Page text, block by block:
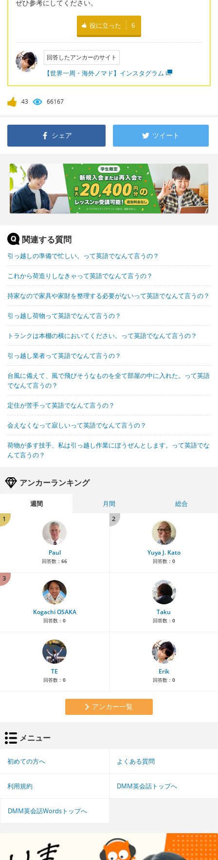
ぜひ参考にしてください。
役に立った 6
回答したアンカーのサイト
【世界一周・海外ノマド】インスタグラム
43 66167
シェア ツイート
関連する質問
引っ越しの準備で忙しい。って英語でなんて言うの？
これから荷造りしなきゃって英語でなんて言うの？
持家なので家具や家財を整理する必要がないって英語でなんて言うの？
引っ越し荷物って英語でなんて言うの？
トランクは本棚の横においてください。って英語でなんて言うの？
引っ越し業者って英語でなんて言うの？
台風に備えて、風で飛びそうなものを全て部屋の中に入れた。って英語
でなんて言うの？
定住が苦手って英語でなんて言うの？
会えなくなって寂しいって英語でなんて言うの？
荷物が多す技手、私は引っ越し作業にぼうぜんとします。って英語でな
んて言うの？
アンカーランキング
週間 月間
総合
1
Paul
回答数： 66
2
Yuya J. Kato
回答数： 0
3
Kogachi OSAKA
回答数： 0
Taku
回答数： 0
TE
回答数： 0
Erik
回答数： 0
アンカー一覧
メニュー
初めての方へ よくある質問
利用規約 DMM英会話トップへ
DMM英会話Wordsトップへ